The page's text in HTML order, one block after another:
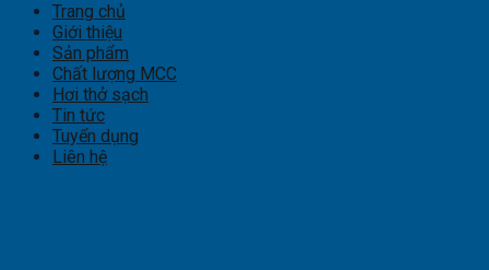
Trang chủ
Giới thiệu
Sản phẩm
Chất lượng MCC
Hơi thở sạch
Tin tức
Tuyển dụng
Liên hệ